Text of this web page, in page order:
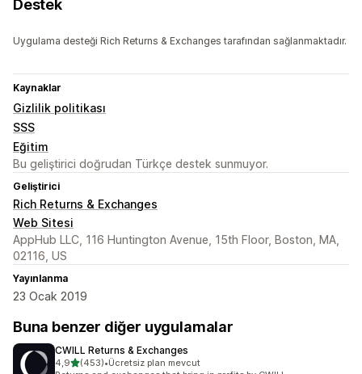
Destek
Uygulama desteği Rich Returns & Exchanges tarafından sağlanmaktadır.
Kaynaklar
Gizlilik politikası
SSS
Eğitim
Bu geliştirici doğrudan Türkçe destek sunmuyor.
Geliştirici
Rich Returns & Exchanges
Web Sitesi
AppHub LLC, 116 Huntington Avenue, 15th Floor, Boston, MA,
02116, US
Yayınlanma
23 Ocak 2019
Buna benzer diğer uygulamalar
CWILL Returns & Exchanges
4,95 yıldız üzerinden
(453)
toplam 453 değerlendirme
•Ücretsiz plan mevcut